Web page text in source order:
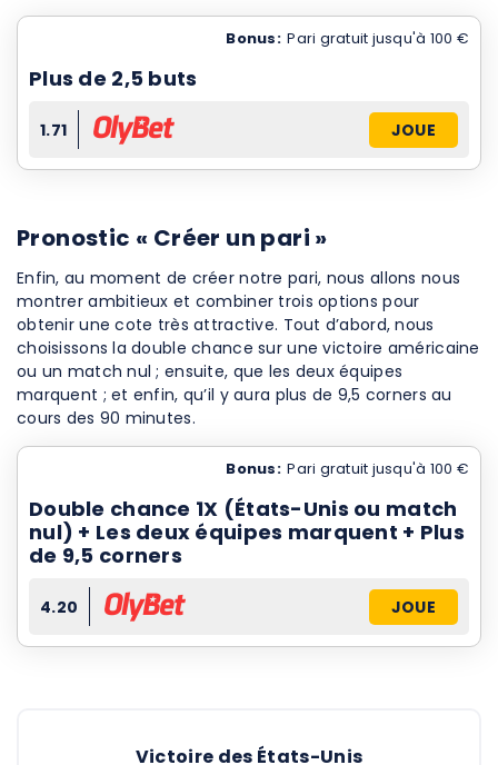
Bonus: Pari gratuit jusqu'à 100 €
Plus de 2,5 buts
1.71 JOUE
Pronostic « Créer un pari »
Enfin, au moment de créer notre pari, nous allons nous
montrer ambitieux et combiner trois options pour
obtenir une cote très attractive. Tout d’abord, nous
choisissons la double chance sur une victoire américaine
ou un match nul ; ensuite, que les deux équipes
marquent ; et enfin, qu’il y aura plus de 9,5 corners au
cours des 90 minutes.
Bonus: Pari gratuit jusqu'à 100 €
Double chance 1X (États-Unis ou match
nul) + Les deux équipes marquent + Plus
de 9,5 corners
4.20 JOUE
Victoire des États-Unis